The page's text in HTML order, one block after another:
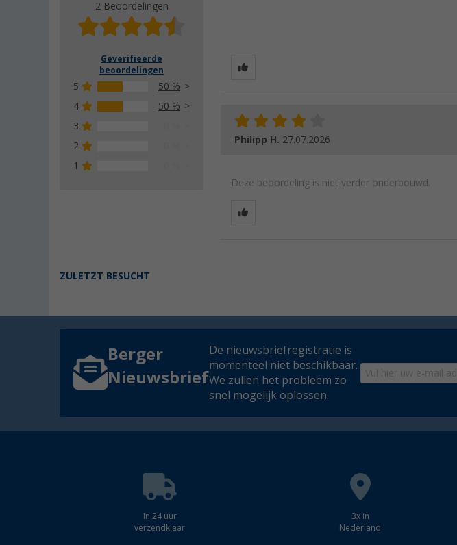
2 Beoordelingen
Geverifieerde
beoordelingen
5
50 %
4
50 %
3
2
1
Philipp H. 27.07.2026
Deze beoordeling is niet verder onderbouwd.
ZULETZT BESUCHT
Berger
Nieuwsbrief
De nieuwsbriefregistratie is
momenteel niet beschikbaar.
We zullen het probleem zo
snel mogelijk oplossen.
In 24 uur
verzendklaar
3x in
Nederland